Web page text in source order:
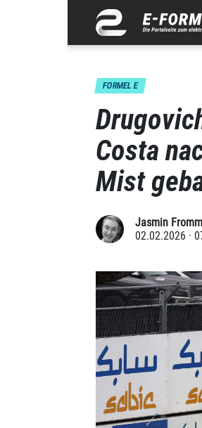
FORMEL E
Costa
Mist
Jasmin Fromm
02.02.2026 ·